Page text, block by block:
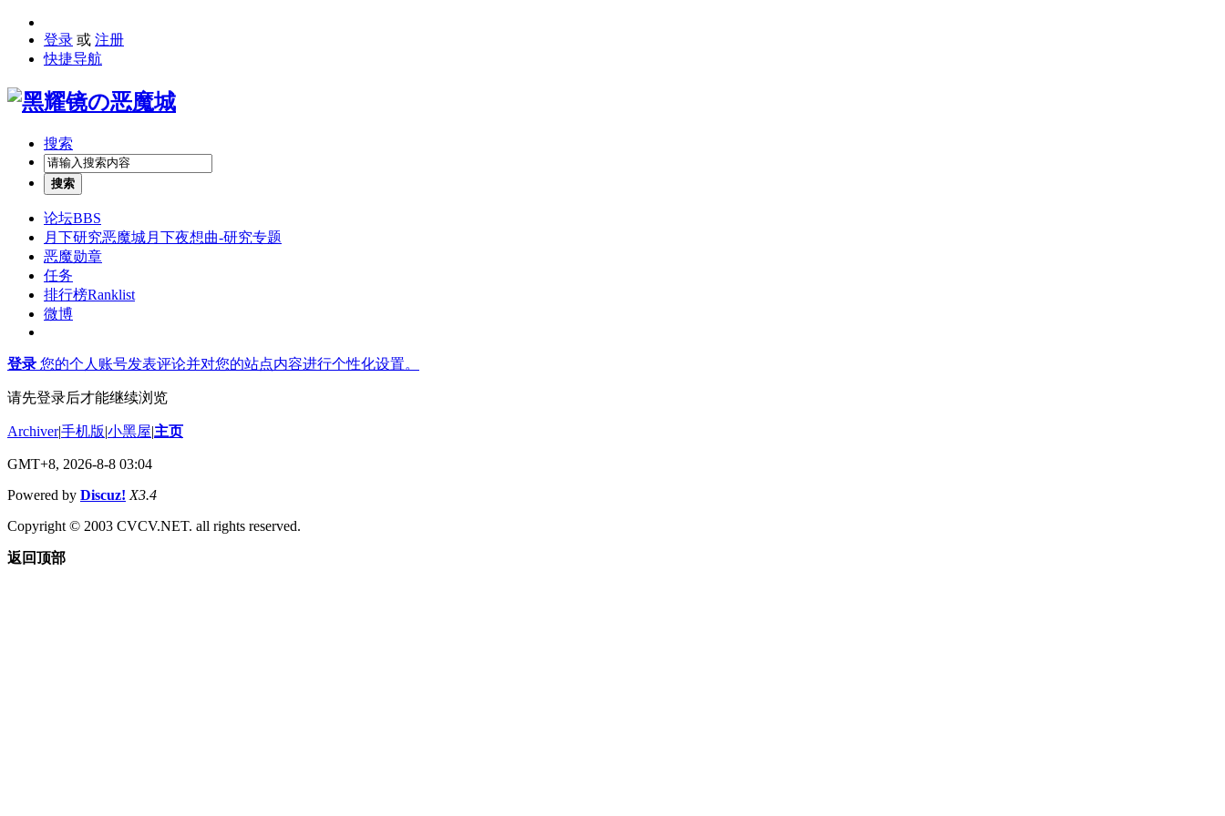
登录 或 注册
快捷导航
搜索
搜索
论坛BBS
月下研究恶魔城月下夜想曲-研究专题
恶魔勋章
任务
排行榜Ranklist
微博
登录 您的个人账号发表评论并对您的站点内容进行个性化设置。
请先登录后才能继续浏览
Archiver|手机版|小黑屋|主页
GMT+8, 2026-8-8 03:04
Powered by Discuz! X3.4
Copyright © 2003 CVCV.NET. all rights reserved.
返回顶部